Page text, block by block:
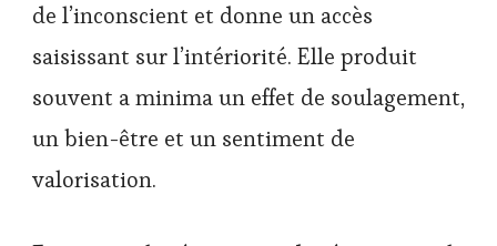
de l’inconscient et donne un accès
saisissant sur l’intériorité. Elle produit
souvent a minima un effet de soulagement,
un bien-être et un sentiment de
valorisation.